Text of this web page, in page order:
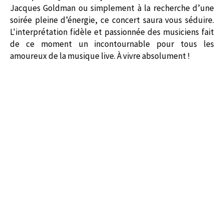
Jacques Goldman ou simplement à la recherche d’une
soirée pleine d’énergie, ce concert saura vous séduire.
L'interprétation fidèle et passionnée des musiciens fait
de ce moment un incontournable pour tous les
amoureux de la musique live. À vivre absolument !